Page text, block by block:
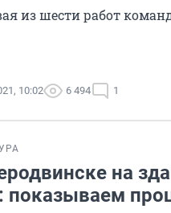
из шести работ
10:02 6 494 1
на
показываем